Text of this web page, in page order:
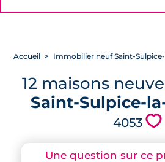
Une question sur ce
Accueil Immobilier neuf Saint-
12 maisons
Saint-Sulpice-
4053 💗